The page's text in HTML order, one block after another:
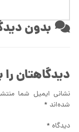
بدون
دیدگاهتان را
نشانی ایمیل شما
شده‌اند *
دیدگاه *